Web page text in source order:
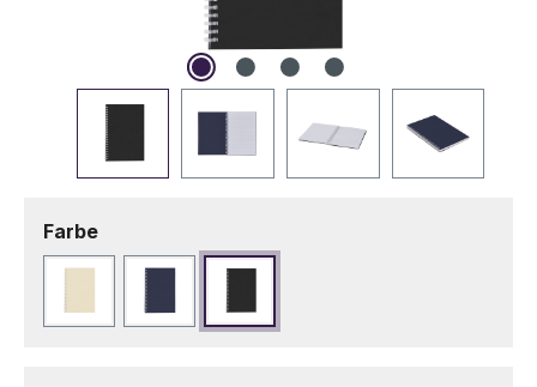
Farbeauswählen
Marineblau